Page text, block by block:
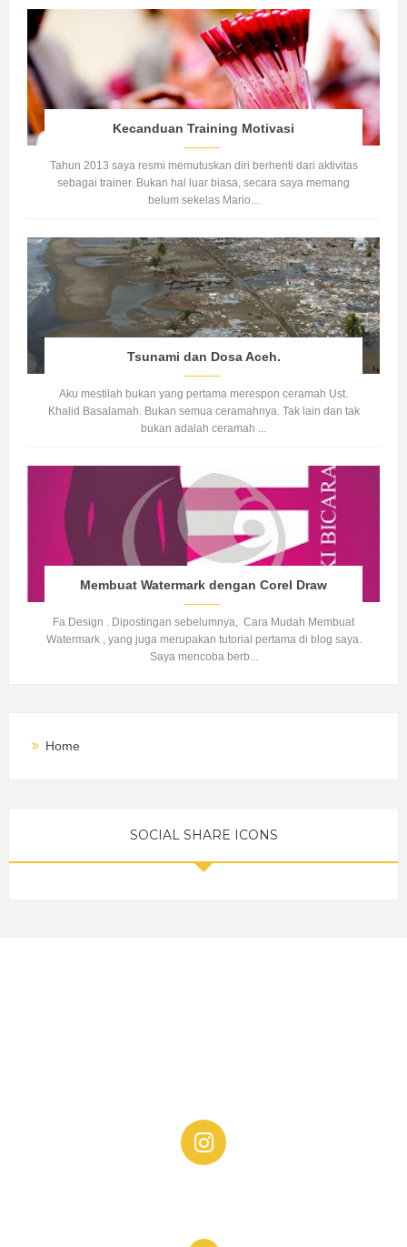
Kecanduan Training Motivasi
Tahun 2013 saya resmi memutuskan diri berhenti dari aktivitas
sebagai trainer. Bukan hal luar biasa, secara saya memang
belum sekelas Mario...
Tsunami dan Dosa Aceh.
Aku mestilah bukan yang pertama merespon ceramah Ust.
Khalid Basalamah. Bukan semua ceramahnya. Tak lain dan tak
bukan adalah ceramah ...
Membuat Watermark dengan Corel Draw
Fa Design . Dipostingan sebelumnya, Cara Mudah Membuat
Watermark , yang juga merupakan tutorial pertama di blog saya.
Saya mencoba berb...
Home
SOCIAL SHARE ICONS